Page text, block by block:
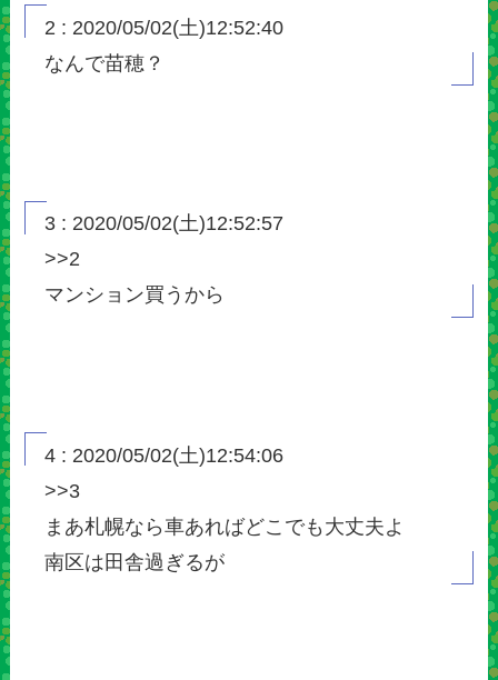
2 : 2020/05/02(土)12:52:40
なんで苗穂？
3 : 2020/05/02(土)12:52:57
>>2
マンション買うから
4 : 2020/05/02(土)12:54:06
>>3
まあ札幌なら車あればどこでも大丈夫よ
南区は田舎過ぎるが